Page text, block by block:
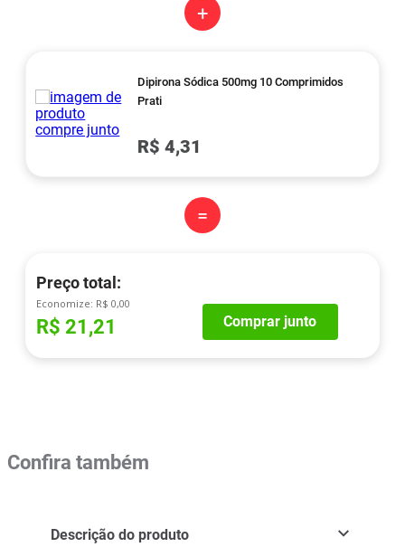
+
Dipirona Sódica 500mg 10 Comprimidos
Prati
R$ 4,31
=
Preço total:
Economize: R$ 0,00
R$ 21,21 Comprar junto
Confira também
Descrição do produto